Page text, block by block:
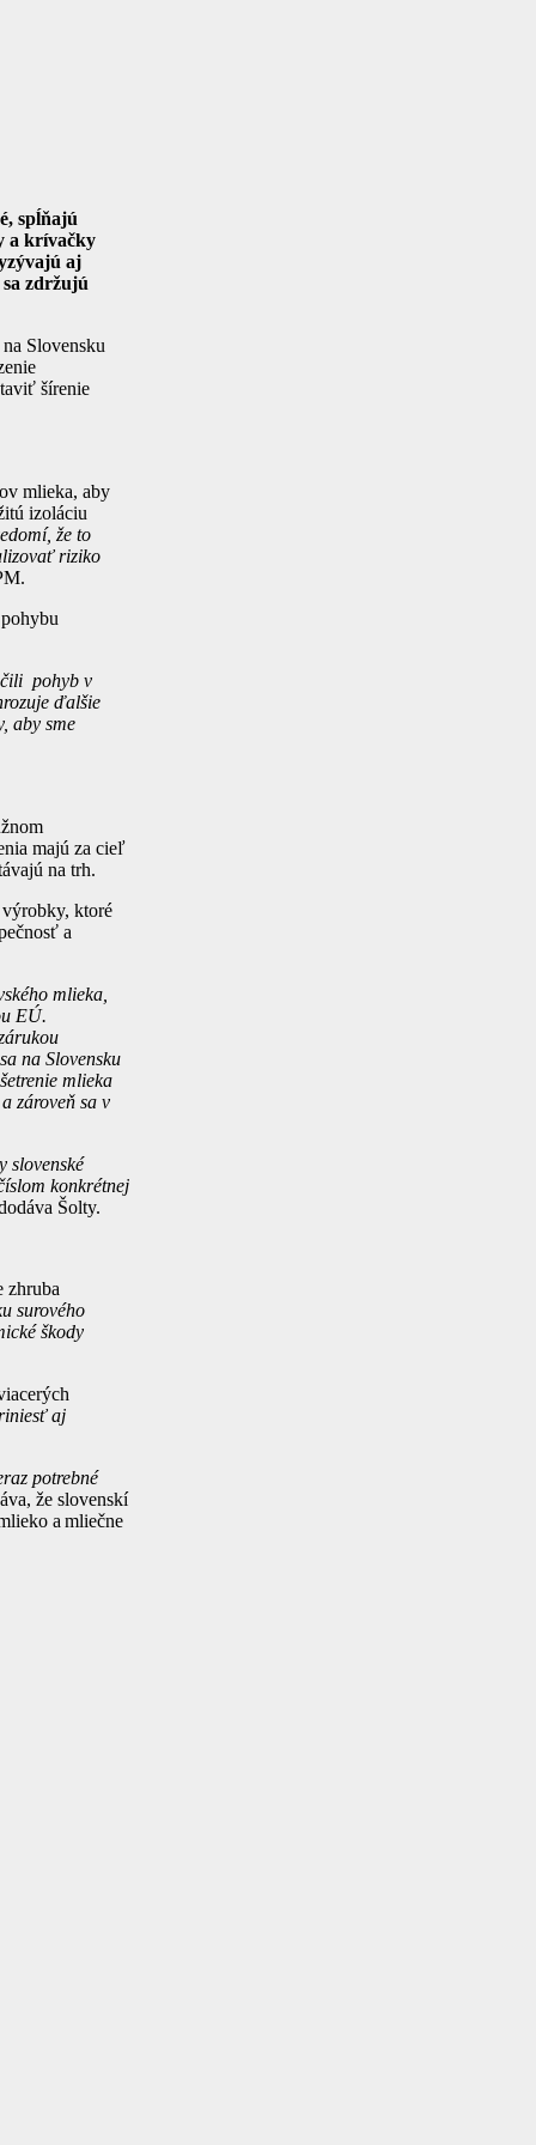
spĺňajú
a krívačky
aj
zdržujú
Slovensku
šírenie
mlieka, aby
izoláciu
že to
riziko
pohyb v
ďalšie
aby sme
majú za cieľ
na trh.
výrobky, ktoré
a
mlieka,
EÚ.
na Slovensku
mlieka
zároveň sa v
slovenské
konkrétnej
Šolty.
zhruba
surového
škody
aj
potrebné
že slovenskí
a mliečne